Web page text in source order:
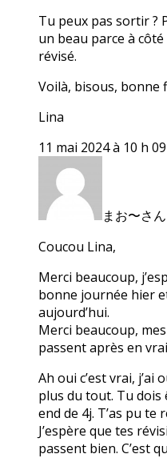
Tu peux pas sortir ?
un beau parce à
révisé.
Voilà, bisous, bonne
Lina
11 mai 2024 à 10 h
まお〜さん
Coucou Lina,
Merci beaucoup,
bonne journée hier
aujourd’hui.
Merci beaucoup,
passent après en
Ah oui c’est vrai, j’ai
plus du tout. Tu dois
end de 4j. T’as pu te
J’espère que tes
passent bien. C’est